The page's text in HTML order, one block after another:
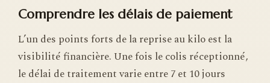
Comprendre les délais de paiement
L’un des points forts de la reprise au kilo est la
visibilité financière. Une fois le colis réceptionné,
le délai de traitement varie entre 7 et 10 jours